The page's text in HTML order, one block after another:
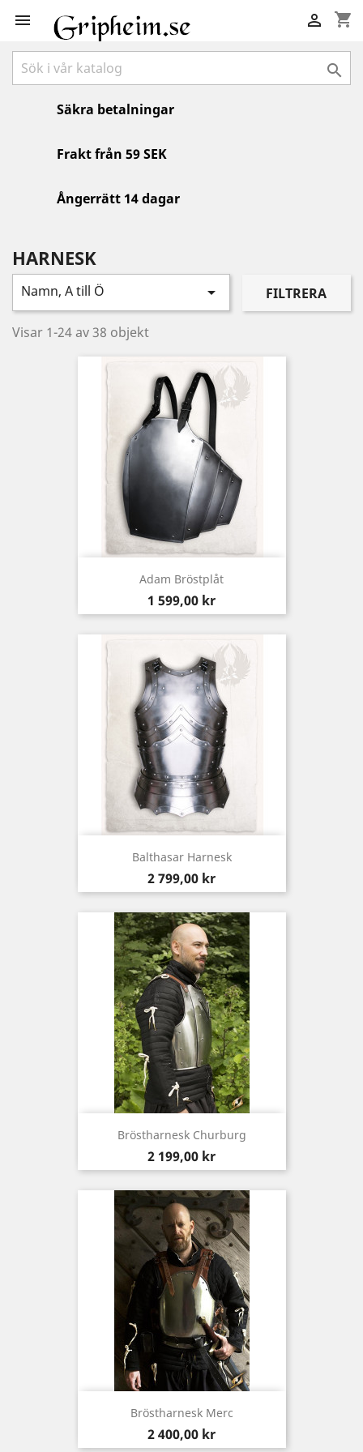
 shopping_cart


Säkra betalningar
Frakt från 59 SEK
Ångerrätt 14 dagar
HARNESK
Namn, A till Ö  FILTRERA
Visar 1-24 av 38 objekt
Adam Bröstplåt
Pris
1 599,00 kr
Balthasar Harnesk
Pris
2 799,00 kr
Bröstharnesk Churburg
Pris
2 199,00 kr
Bröstharnesk Merc
Pris
2 400,00 kr